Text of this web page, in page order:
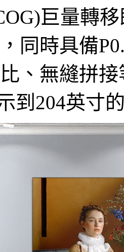
巨量轉
同時具備
、無縫拼
到204英寸